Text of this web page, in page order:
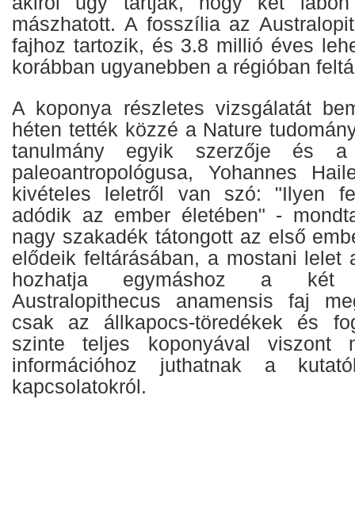
mászhatott. A fosszília az
fajhoz tartozik, és 3.8 millió éves
korábban ugyanebben a régióban
A koponya részletes vizsgálatát
héten tették közzé a Nature
tanulmány egyik szerzője és a
paleoantropológusa, Yohannes
kivételes leletről van szó: "Ilyen
adódik az ember életében" -
nagy szakadék tátongott az első
elődeik feltárásában, a mostani lelet
hozhatja egymáshoz a két
Australopithecus anamensis faj
csak az állkapocs-töredékek és
szinte teljes koponyával viszont
információhoz juthatnak a
kapcsolatokról.